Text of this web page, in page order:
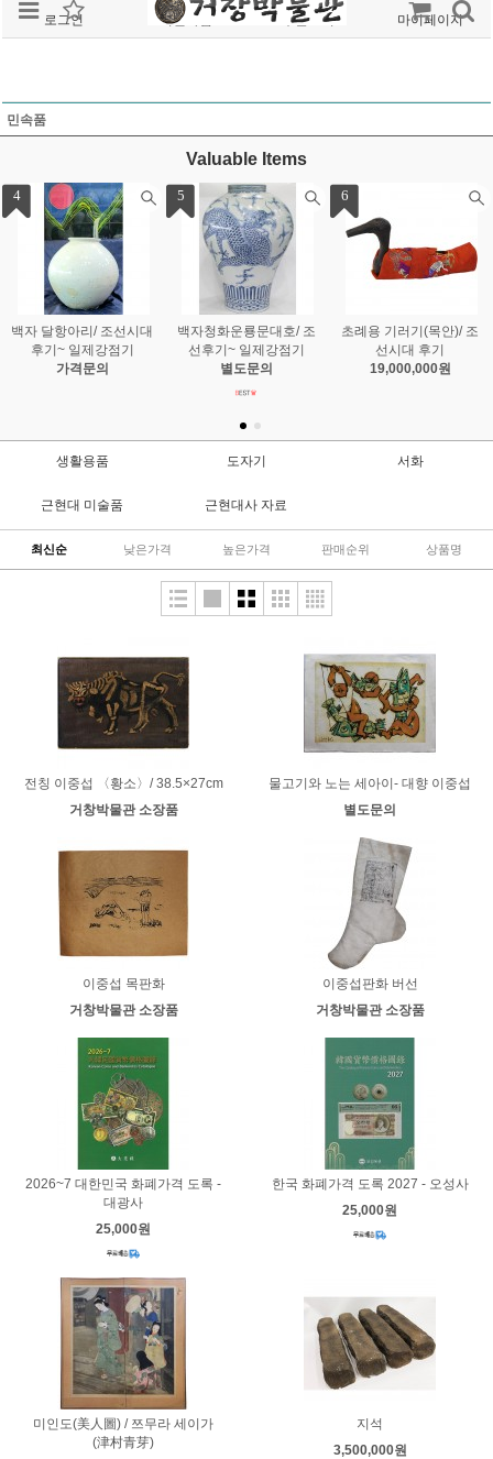
로그인 회원가입 주문조회 마이페이지
민속품
Valuable Items
1
백자철화매죽문호/ 조선
시대 후기
25,000,000원
2
대모함
별도문의
3
청화백자운용문병/ 조선
시대
별도문의
생활용품 도자기 서화
근현대 미술품 근현대사 자료
최신순 낮은가격 높은가격 판매순위 상품명
전칭 이중섭 〈황소〉/ 38.5×27cm
거창박물관 소장품
물고기와 노는 세아이- 대향 이중섭
별도문의
이중섭 목판화
거창박물관 소장품
이중섭판화 버선
거창박물관 소장품
2026~7 대한민국 화폐가격 도록 -
대광사
25,000원
한국 화폐가격 도록 2027 - 오성사
25,000원
미인도(美人圖) / 쯔무라 세이가
(津村青芽)
지석
3,500,000원